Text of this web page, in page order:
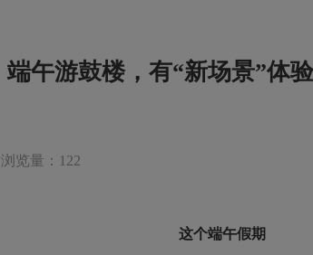
端午游鼓楼，有“新场景”体
浏览量：122
这个端午假期